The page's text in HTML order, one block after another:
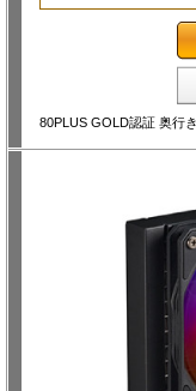
80PLUS GOLD認証 奥行